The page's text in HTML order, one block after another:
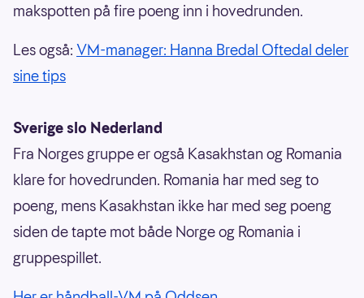
makspotten på fire poeng inn i hovedrunden.
Les også: VM-manager: Hanna Bredal Oftedal deler
sine tips
Sverige slo Nederland
Fra Norges gruppe er også Kasakhstan og Romania
klare for hovedrunden. Romania har med seg to
poeng, mens Kasakhstan ikke har med seg poeng
siden de tapte mot både Norge og Romania i
gruppespillet.